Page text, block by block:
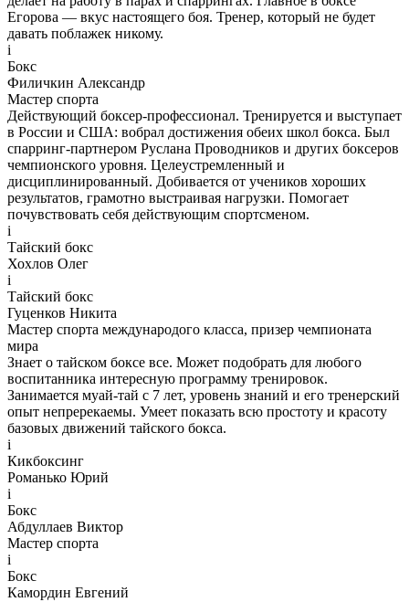
Егорова — вкус настоящего боя. Тренер, который не будет
давать поблажек никому.
i
Бокс
Филичкин Александр
Мастер спорта
Действующий боксер-профессионал. Тренируется и выступает
в России и США: вобрал достижения обеих школ бокса. Был
спарринг-партнером Руслана Проводников и других боксеров
чемпионского уровня. Целеустремленный и
дисциплинированный. Добивается от учеников хороших
результатов, грамотно выстраивая нагрузки. Помогает
почувствовать себя действующим спортсменом.
i
Тайский бокс
Хохлов Олег
i
Тайский бокс
Гуценков Никита
Мастер спорта международого класса, призер чемпионата
мира
Знает о тайском боксе все. Может подобрать для любого
воспитанника интересную программу тренировок.
Занимается муай-тай c 7 лет, уровень знаний и его тренерский
опыт непререкаемы. Умеет показать всю простоту и красоту
базовых движений тайского бокса.
i
Кикбоксинг
Романько Юрий
i
Бокс
Абдуллаев Виктор
Мастер спорта
i
Бокс
Камордин Евгений